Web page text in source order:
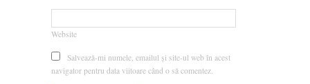
Website
Salvează-mi numele, emailul și site-ul web în acest
navigator pentru data viitoare când o să comentez.